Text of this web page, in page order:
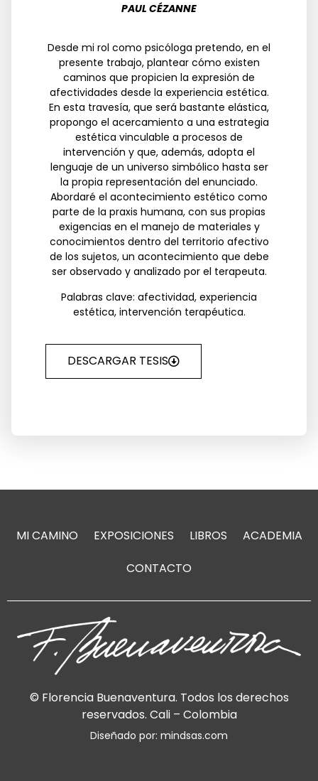
PAUL CÉZANNE
Desde mi rol como psicóloga pretendo, en el
presente trabajo, plantear cómo existen
caminos que propicien la expresión de
afectividades desde la experiencia estética.
En esta travesía, que será bastante elástica,
propongo el acercamiento a una estrategia
estética vinculable a procesos de
intervención y que, además, adopta el
lenguaje de un universo simbólico hasta ser
la propia representación del enunciado.
Abordaré el acontecimiento estético como
parte de la praxis humana, con sus propias
exigencias en el manejo de materiales y
conocimientos dentro del territorio afectivo
de los sujetos, un acontecimiento que debe
ser observado y analizado por el terapeuta.
Palabras clave: afectividad, experiencia
estética, intervención terapéutica.
DESCARGAR TESIS
MI CAMINO EXPOSICIONES LIBROS
ACADEMIA
CONTACTO
© Florencia Buenaventura. Todos los derechos
reservados. Cali – Colombia
Diseñado por: mindsas.com